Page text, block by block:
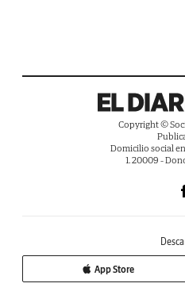
Copyright ©
Domicilio social
1. 20009 -
App Store